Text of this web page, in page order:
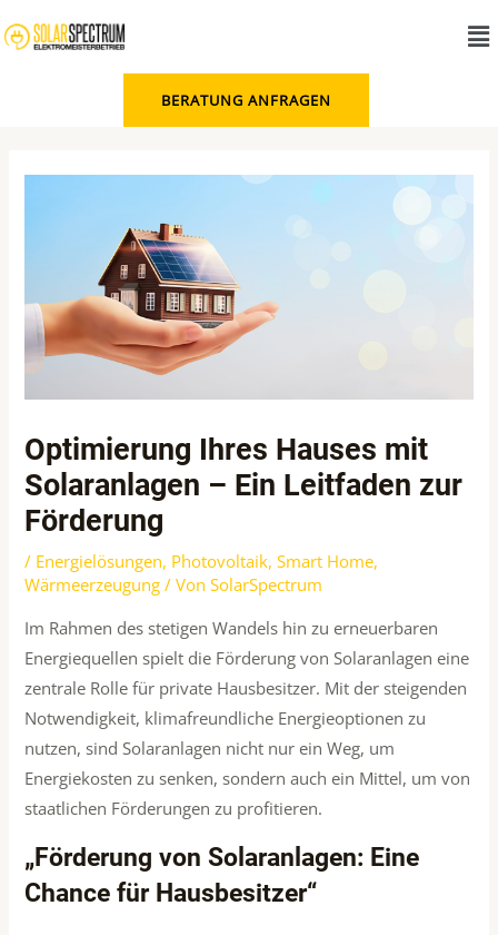
Inhalt
BERATUNG ANFRAGEN
Optimierung Ihres Hauses mit
Solaranlagen – Ein Leitfaden zur
Förderung
/ Energielösungen, Photovoltaik,Smart Home,
Wärmeerzeugung / VonSolarSpectrum
Im Rahmen des stetigen Wandels hin zu erneuerbaren
Energiequellen spielt die Förderung von Solaranlagen eine
zentrale Rolle für private Hausbesitzer. Mit der steigenden
Notwendigkeit, klimafreundliche Energieoptionen zu
nutzen, sind Solaranlagen nicht nur ein Weg, um
Energiekosten zu senken, sondern auch ein Mittel, um von
staatlichen Förderungen zu profitieren.
„Förderung von Solaranlagen: Eine
Chance für Hausbesitzer“
navigation